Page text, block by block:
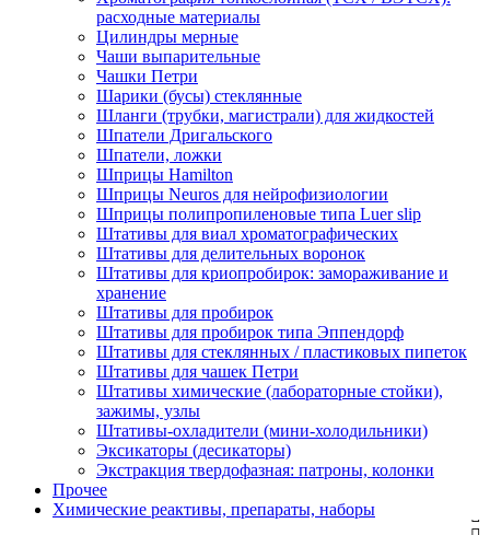
расходные материалы
Цилиндры мерные
Чаши выпарительные
Чашки Петри
Шарики (бусы) стеклянные
Шланги (трубки, магистрали) для жидкостей
Шпатели Дригальского
Шпатели, ложки
Шприцы Hamilton
Шприцы Neuros для нейрофизиологии
Шприцы полипропиленовые типа Luer slip
Штативы для виал хроматографических
Штативы для делительных воронок
Штативы для криопробирок: замораживание и
хранение
Штативы для пробирок
Штативы для пробирок типа Эппендорф
Штативы для стеклянных / пластиковых пипеток
Штативы для чашек Петри
Штативы химические (лабораторные стойки),
зажимы, узлы
Штативы-охладители (мини-холодильники)
Эксикаторы (десикаторы)
Экстракция твердофазная: патроны, колонки
Прочее
Химические реактивы, препараты, наборы